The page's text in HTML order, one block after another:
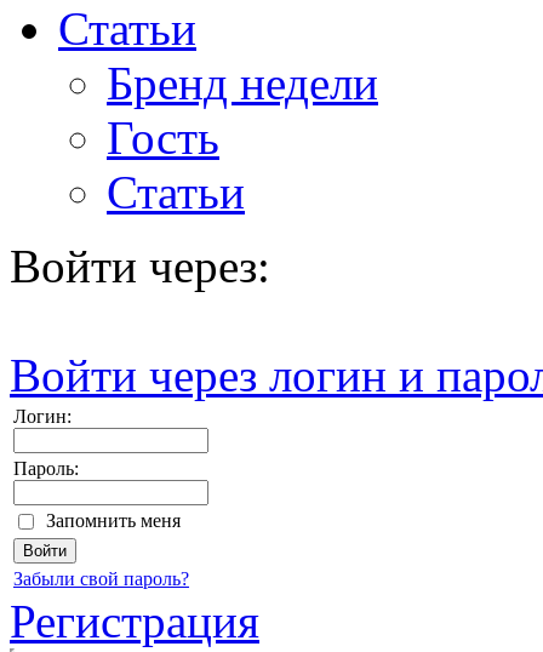
Статьи
Бренд недели
Гость
Статьи
Войти через:
Войти через логин и
Логин:
Пароль:
Запомнить меня
Забыли свой пароль?
Регистрация